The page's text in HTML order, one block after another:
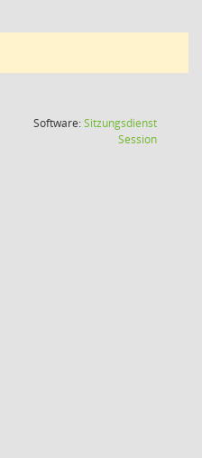
Software:Sitzungsdienst
Session(Wird in